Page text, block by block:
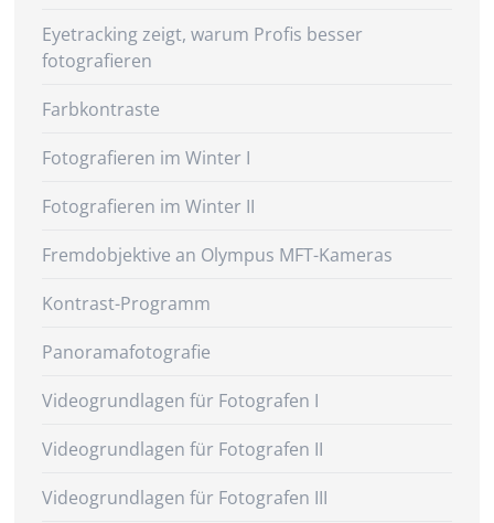
Eyetracking zeigt, warum Profis besser
fotografieren
Farbkontraste
Fotografieren im Winter I
Fotografieren im Winter II
Fremdobjektive an Olympus MFT-Kameras
Kontrast-Programm
Panoramafotografie
Videogrundlagen für Fotografen I
Videogrundlagen für Fotografen II
Videogrundlagen für Fotografen III